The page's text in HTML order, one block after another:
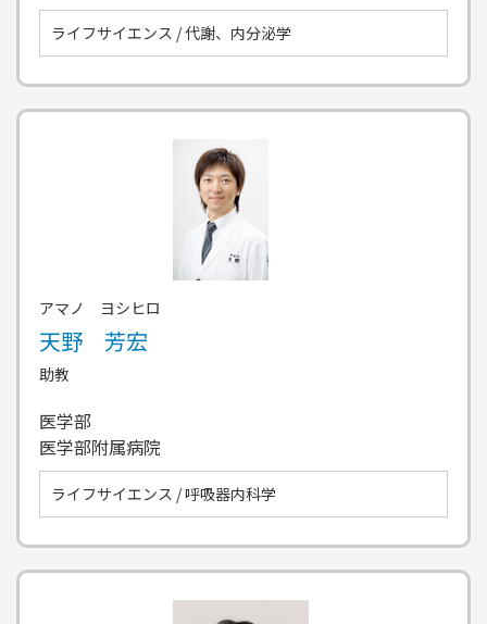
ライフサイエンス / 代謝、内分泌学
アマノ ヨシヒロ
天野 芳宏
助教
医学部
医学部附属病院
ライフサイエンス / 呼吸器内科学